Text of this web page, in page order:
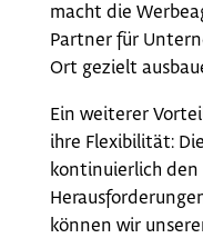
macht die
Partner für
Ort gezielt
Ein weiterer
ihre Flexibilität:
kontinuierlich den
können wir